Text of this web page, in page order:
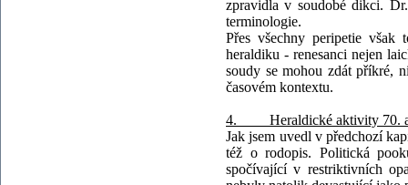
zpravidla v soudobé dikci.
terminologie.
Přes všechny peripetie však
heraldiku - renesanci nejen
soudy se mohou zdát příkré,
časovém kontextu.
4. Heraldické aktivity 70. a
Jak jsem uvedl v předchozí
též o rodopis. Politická
spočívající v restriktivních